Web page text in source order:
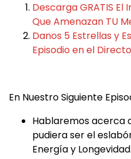
Descarga GRATIS El
Que Amenazan TU
Danos 5 Estrellas y
Episodio en el
En Nuestro Siguiente
Hablaremos acerca
pudiera ser el
Energía y